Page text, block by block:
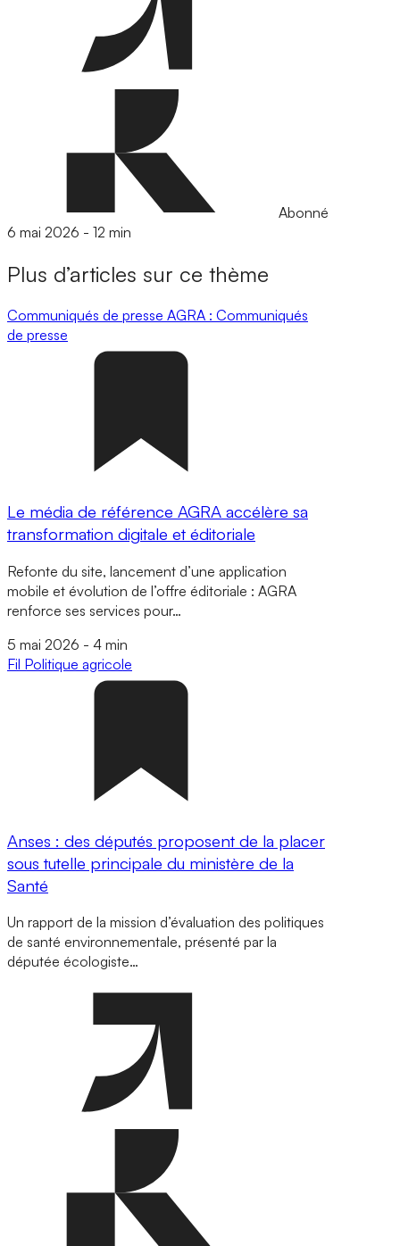
Abonné
6 mai 2026 - 12 min
Plus d’articles sur ce thème
Communiqués de presse AGRA : Communiqués
de presse
Le média de référence AGRA accélère sa
transformation digitale et éditoriale
Refonte du site, lancement d’une application
mobile et évolution de l’offre éditoriale : AGRA
renforce ses services pour…
5 mai 2026 - 4 min
Fil Politique agricole
Anses : des députés proposent de la placer
sous tutelle principale du ministère de la
Santé
Un rapport de la mission d’évaluation des politiques
de santé environnementale, présenté par la
députée écologiste…